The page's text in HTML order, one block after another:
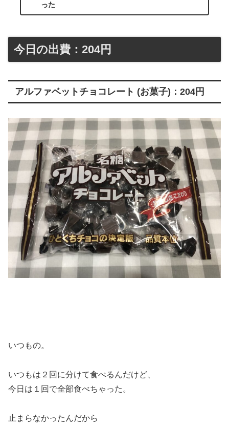
った
今日の出費：204円
アルファベットチョコレート (お菓子)：204円
いつもの。
いつもは２回に分けて食べるんだけど、
今日は１回で全部食べちゃった。
止まらなかったんだから